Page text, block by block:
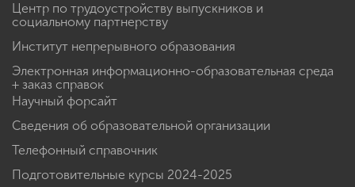
Центр по трудоустройству выпускников и
социальному партнерству
Институт непрерывного образования
Электронная информационно-образовательная среда
+ заказ справок
Научный форсайт
Сведения об образовательной организации
Телефонный справочник
Подготовительные курсы 2024-2025